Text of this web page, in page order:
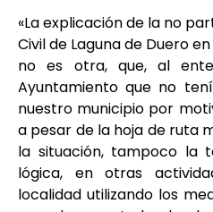
«La explicación de la no
Civil de Laguna de Duero
no es otra, que, al
Ayuntamiento que no
nuestro municipio por
a pesar de la hoja de ruta
la situación, tampoco la
lógica, en otras
localidad utilizando los